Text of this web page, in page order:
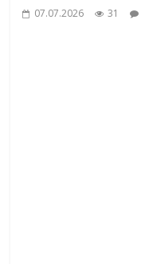
07.07.2026 31